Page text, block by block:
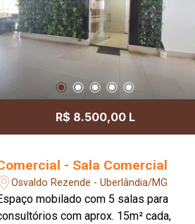
R$ 8.500,00 L
- Sala Comercial
Osvaldo Rezende - Uberlândia/MG
mobilado com 5 salas para
com aprox. 15m² cada,